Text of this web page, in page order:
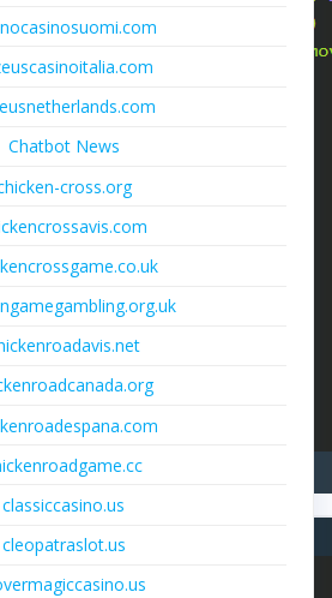
Chatbot News
cross.org
classiccasino.us
cleopatraslot.us